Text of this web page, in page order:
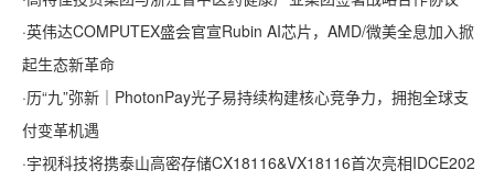
·英伟达COMPUTEX盛会官宣Rubin AI芯片，AMD/微美全息加入掀
起生态新革命
·历“九”弥新｜PhotonPay光子易持续构建核心竞争力，拥抱全球支
付变革机遇
·宇视科技将携泰山高密存储CX18116&VX18116首次亮相IDCE202